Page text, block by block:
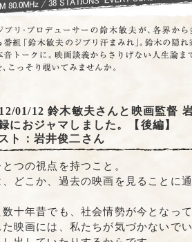
01/12鈴木敏夫さんと映画監督
におジャマしました。【後編】
ト：岩井俊二さん
とつの視点を持つこと。
、どこか、過去の映画を見ることに
数十年昔でも、社会情勢が今となっ
た映画には、私たちが気づかないで